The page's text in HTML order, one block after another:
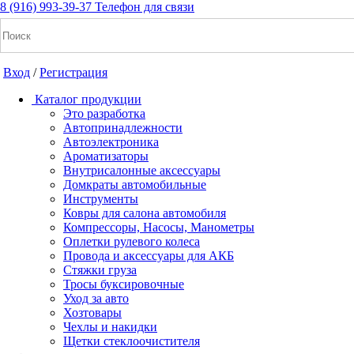
8 (916) 993-39-37 Телефон для связи
Вход /Регистрация
Каталог продукции
Это разработка
Автопринадлежности
Автоэлектроника
Ароматизаторы
Внутрисалонные аксессуары
Домкраты автомобильные
Инструменты
Ковры для салона автомобиля
Компрессоры, Насосы, Манометры
Оплетки рулевого колеса
Провода и аксессуары для АКБ
Стяжки груза
Тросы буксировочные
Уход за авто
Хозтовары
Чехлы и накидки
Щетки стеклоочистителя
+7(916) 993-39-37
Заказать звонок
Notice: Undefined index: cart_total in /home/a/a2dm2020/
cache/apps/shop/templates/compiled/shop_ru_RU/ad/3d/07/
/home/a/a2dm2020/a2dm.ru/public_html/wa-cache/apps/shop/
Вход/Регистрация
Каталог продукции
Это разработка